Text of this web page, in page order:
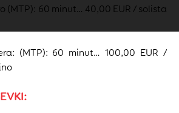
(MTP): 60 minut… 40,00 EUR / solista
(MTP): 60 minut… 100,00 EUR /